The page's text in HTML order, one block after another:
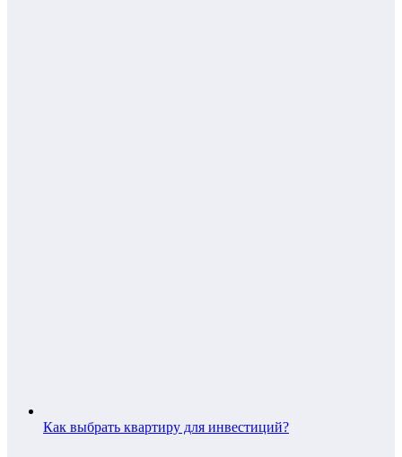
Как выбрать квартиру для инвестиций?